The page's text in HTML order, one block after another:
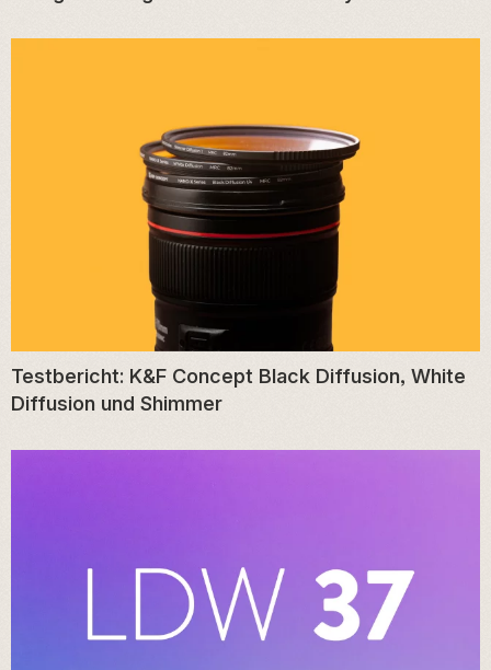
Testbericht: K&F Concept Black Diffusion, White
Diffusion und Shimmer